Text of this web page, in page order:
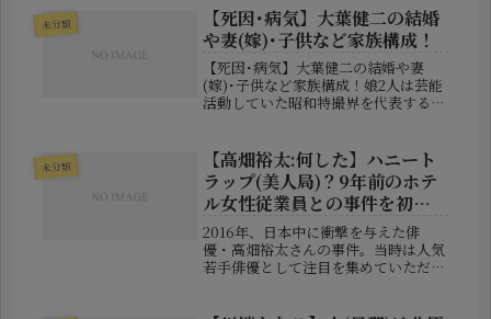
未分類
【死因･病気】大葉健二の結婚
や妻(嫁)･子供など家族構成！
【死因･病気】大葉健二の結婚や妻
(嫁)･子供など家族構成！娘2人は芸能
活動していた昭和特撮界を代表する俳
め、『電子戦隊デンジマン』『バトル
フィーバーJ』など数々の人気作品に...
未分類
【高畑裕太:何した】ハニート
ラップ(美人局)？9年前のホテ
ル女性従業員との事件を初告
白！
2016年、日本中に衝撃を与えた俳
優・高畑裕太さんの事件。当時は人気
若手俳優として注目を集めていただけ